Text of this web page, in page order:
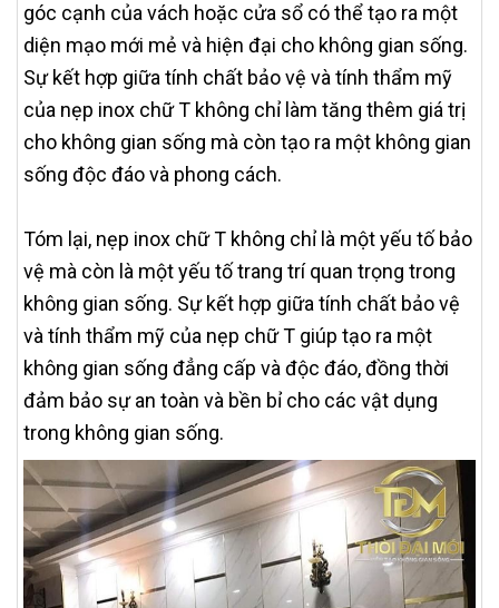
góc cạnh của vách hoặc cửa sổ có thể tạo ra một
diện mạo mới mẻ và hiện đại cho không gian sống.
Sự kết hợp giữa tính chất bảo vệ và tính thẩm mỹ
của nẹp inox chữ T không chỉ làm tăng thêm giá trị
cho không gian sống mà còn tạo ra một không gian
sống độc đáo và phong cách.
Tóm lại, nẹp inox chữ T không chỉ là một yếu tố bảo
vệ mà còn là một yếu tố trang trí quan trọng trong
không gian sống. Sự kết hợp giữa tính chất bảo vệ
và tính thẩm mỹ của nẹp chữ T giúp tạo ra một
không gian sống đẳng cấp và độc đáo, đồng thời
đảm bảo sự an toàn và bền bỉ cho các vật dụng
trong không gian sống.